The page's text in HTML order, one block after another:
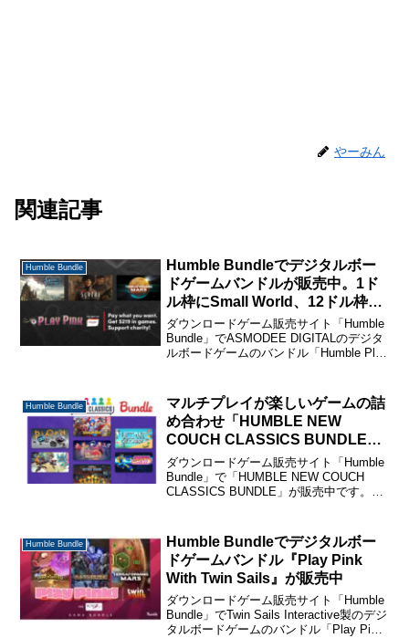
やーみん
関連記事
Humble Bundle
Humble Bundleでデジタルボー
ドゲームバンドルが販売中。1ド
ル枠にSmall World、12ドル枠に
Scythe: Digital Editionなど
ダウンロードゲーム販売サイト「Humble
Bundle」でASMODEE DIGITALのデジタ
ルボードゲームのバンドル「Humble Play
Humble Bundle
マルチプレイが楽しいゲームの詰
め合わせ「HUMBLE NEW
COUCH CLASSICS BUNDLE」
が販売中
ダウンロードゲーム販売サイト「Humble
Bundle」で「HUMBLE NEW COUCH
CLASSICS BUNDLE」が販売中です。
説していますの...
Humble Bundle
Humble Bundleでデジタルボー
ドゲームバンドル『Play Pink
With Twin Sails』が販売中
ダウンロードゲーム販売サイト「Humble
Bundle」でTwin Sails Interactive製のデジ
タルボードゲームのバンドル「Play Pink